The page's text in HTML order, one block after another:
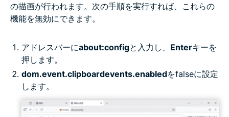
の描画が行われます。次の手順を実行すれば、これらの
機能を無効にできます。
アドレスバーにabout:configと入力し、 Enterキーを
押します。
dom.event.clipboardevents.enabledをfalseに設定
します。